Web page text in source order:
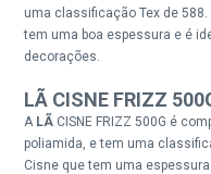
uma classificação Tex de
tem uma boa espessura e é
decorações.
LÃ CISNE FRIZZ
A LÃ CISNE FRIZZ 500G é
poliamida, e tem uma
Cisne que tem uma